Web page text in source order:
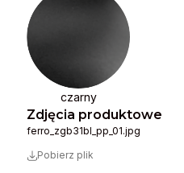
czarny
Zdjęcia produktowe
ferro_zgb31bl_pp_01.jpg
Pobierz plik